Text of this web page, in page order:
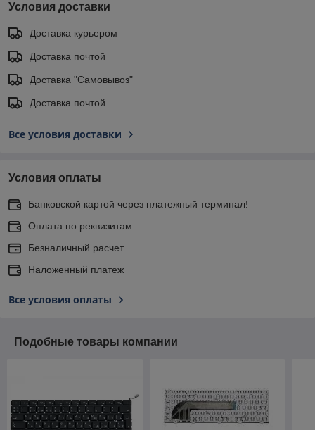
Условия доставки
Доставка курьером
Доставка почтой
Доставка "Самовывоз"
Доставка почтой
Все условия доставки
Условия оплаты
Банковской картой через платежный терминал!
Оплата по реквизитам
Безналичный расчет
Наложенный платеж
Все условия оплаты
Подобные товары компании